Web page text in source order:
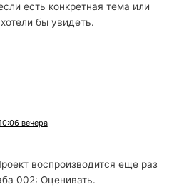
есть конкретная тема или
бы увидеть.
вечера
воспроизводится еще раз
002: Оценивать.